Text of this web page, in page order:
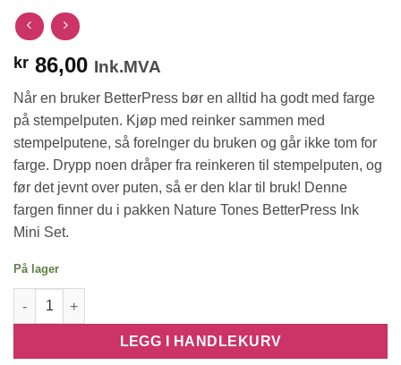
kr 86,00 Ink.MVA
Når en bruker BetterPress bør en alltid ha godt med farge
på stempelputen. Kjøp med reinker sammen med
stempelputene, så forelnger du bruken og går ikke tom for
farge. Drypp noen dråper fra reinkeren til stempelputen, og
før det jevnt over puten, så er den klar til bruk! Denne
fargen finner du i pakken Nature Tones BetterPress Ink
Mini Set.
På lager
Reinker BetterPress Azalea antall
LEGG I HANDLEKURV